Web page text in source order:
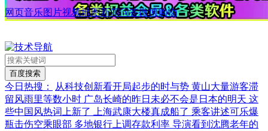
网页音乐图片视频地图新闻问答微博购物
今日热搜： 从科技创新看开局起步的时与势 黄山大量游客滞
留风雨里等数小时 广岛长崎的昨日未必不会是日本的明天 这
些中国风热词上新了
上海武康大楼真成船了 乘客讲述可乐爆
瓶击伤空乘眼部 多地银行上调存款利率 导演看到沈腾老年的